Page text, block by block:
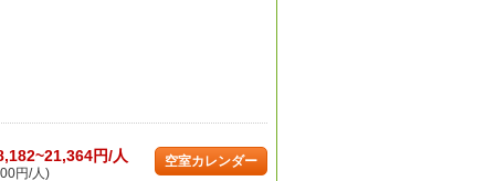
円/人
円/人)
空室カレンダー